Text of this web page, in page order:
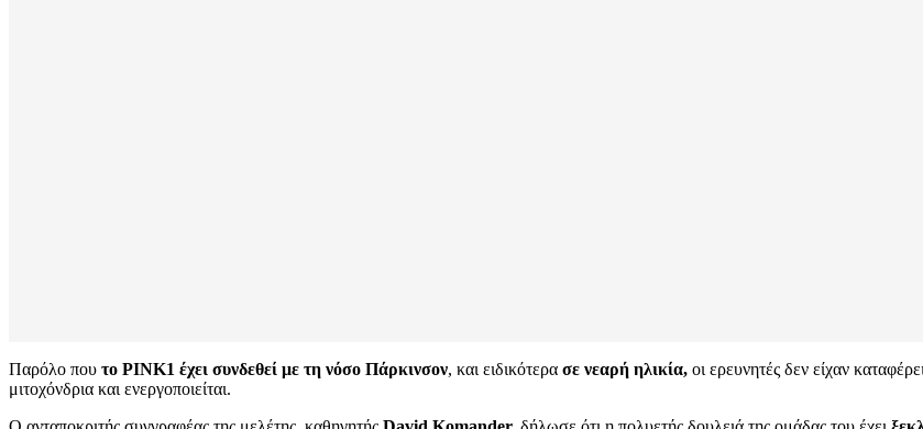
Παρόλο που το PINK1 έχει συνδεθεί με τη νόσο Πάρκινσον, και ειδικότερα σε νεαρή ηλικία, οι ερευνητές δεν είχαν
μιτοχόνδρια και ενεργοποιείται.